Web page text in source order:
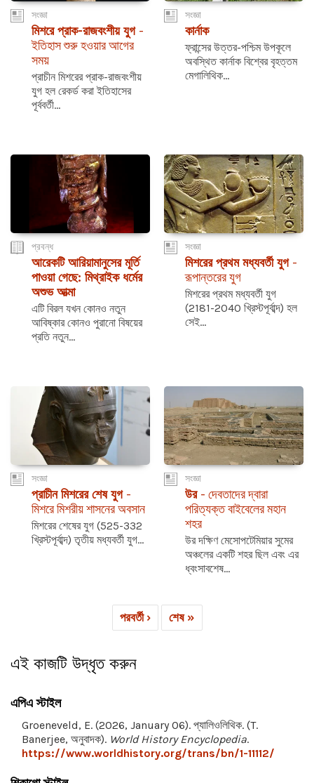
সংজ্ঞা
মিশরে প্রাক-রাজবংশীয় যুগ -
ইতিহাস শুরু হওয়ার আগের
সময়
প্রাচীন মিশরের প্রাক-রাজবংশীয়
যুগ হল রেকর্ড করা ইতিহাসের
পূর্ববর্তী...
সংজ্ঞা
কার্নাক
ফ্রান্সের উত্তর-পশ্চিম উপকূলে
অবস্থিত কার্নাক বিশ্বের বৃহত্তম
মেগালিথিক...
প্রবন্ধ
আরেকটি আরিয়ামানুসের মূর্তি
পাওয়া গেছে: মিথ্রাইক ধর্মের
অশুভ আত্মা
এটি বিরল যখন কোনও নতুন
আবিষ্কার কোনও পুরানো বিষয়ের
প্রতি নতুন...
সংজ্ঞা
মিশরের প্রথম মধ্যবর্তী যুগ -
রূপান্তরের যুগ
মিশরের প্রথম মধ্যবর্তী যুগ
(2181-2040 খ্রিস্টপূর্বাব্দ) হল
সেই...
সংজ্ঞা
প্রাচীন মিশরের শেষ যুগ -
মিশরে মিশরীয় শাসনের অবসান
মিশরের শেষের যুগ (525-332
খ্রিস্টপূর্বাব্দ) তৃতীয় মধ্যবর্তী যুগ...
সংজ্ঞা
উর - দেবতাদের দ্বারা
পরিত্যক্ত বাইবেলের মহান
শহর
উর দক্ষিণ মেসোপটেমিয়ার সুমের
অঞ্চলের একটি শহর ছিল এবং এর
ধ্বংসাবশেষ...
পরবর্তী › শেষ »
এই কাজটি উদ্ধৃত করুন
এপিএ স্টাইল
Groeneveld, E. (2026, January 06). প্যালিওলিথিক. (T.
Banerjee, অনুবাদক). World History Encyclopedia.
https://www.worldhistory.org/trans/bn/1-11112/